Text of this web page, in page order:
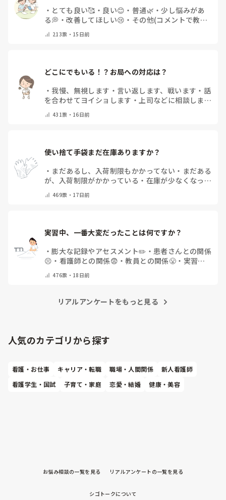
・ とても良い🥰 ・ 良い😊 ・ 普通🌿 ・少し悩みがあ
る💭 ・改善してほしい😢 ・ その他(コメントで教え
てください)
213票・ 15日前
どこにでもいる！？お局への対応は？
・ 我慢、無視します ・ 言い返します、戦います ・ 話
を合わせてヨイショします ・上司などに相談しま
す
お局はいません
さい）
431票・ 16日前
使い捨て手袋まだ在庫ありますか？
・ まだあるし、入荷制限もかかってない ・ まだある
が、入荷制限がかかっている ・ 在庫が少なくなって
きている
全くない
い ・その他（コメントで教えてください）
469票・ 17日前
実習中、一番大変だったことは何ですか？
・膨大な記録やアセスメント✏️ ・ 患者さんとの関係
😣 ・ 看護師との関係😨 ・教員との関係😤 ・ 実習仲
間との関係😷
かんだ楽しかったです😊
476票・ 18日前
リアルアンケートをもっと見る
人気のカテゴリから探す
看護・お仕事 キャリア・転職 職場・人間関係
新人看護師
看護学生・国試
子育て・家庭 恋愛・結婚 健康・美容
お悩み相談の一覧を見る リアルアンケートの一覧を見る
シゴトークについて